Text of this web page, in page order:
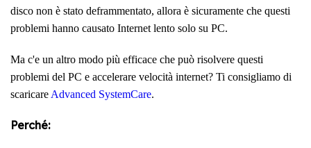
disco non è stato deframmentato, allora è sicuramente che questi
problemi hanno causato Internet lento solo su PC.
Ma c'e un altro modo più efficace che può risolvere questi
problemi del PC e accelerare velocità internet? Ti consigliamo di
scaricare Advanced SystemCare.
Perché: